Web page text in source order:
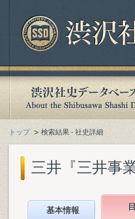
トップ 検索結果 - 社史詳細
三井『三井事
基本情報